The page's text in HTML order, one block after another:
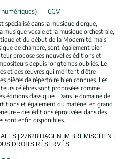
CGV
dans la musique d’orgue,
musique vocale et la musique orchestrale,
et du début de la Modernité, mais
de chambre, sont également bien
propose ses nouvelles éditions et
depuis longtemps oubliés. Le
et des œuvres qui méritent d’être
pièces de répertoire bien connues. Les
célèbres sont proposées comme
éditions classiques. Dans le domaine de
et également du matériel en grand
– des éditions éprouvées dans des
sont enfin disponibles.
| 27628 HAGEN IM BREMISCHEN |
DROITS RÉSERVÉS